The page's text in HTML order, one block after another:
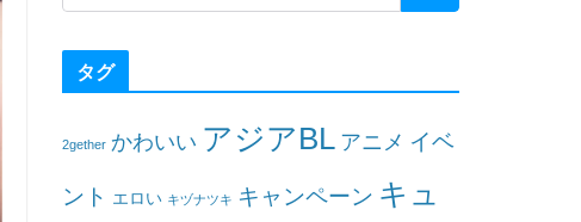
タグ
2gether かわいい アジアBL アニメ イベ
ント エロい キヅナツキ キャンペーン キュ